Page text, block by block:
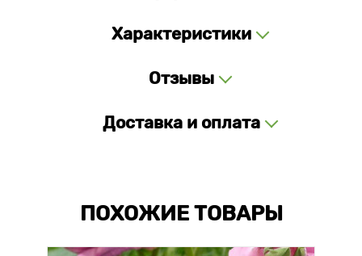
Характеристики
Отзывы
Доставка и оплата
ПОХОЖИЕ ТОВАРЫ